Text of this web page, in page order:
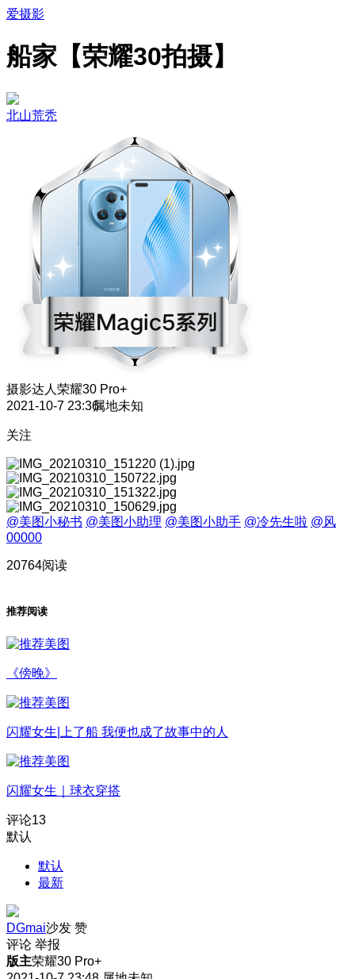
爱摄影
船家【荣耀30拍摄】
北山荒秃
摄影达人 荣耀30 Pro+
2021-10-7 23:36属地未知
关注
@美图小秘书 @美图小助理 @美图小助手 @冷先生啦 @风
00000
20764阅读
推荐阅读
《傍晚》
闪耀女生|上了船 我便也成了故事中的人
闪耀女生｜球衣穿搭
评论13
默认
默认
最新
DGmai沙发 赞
评论 举报
版主荣耀30 Pro+